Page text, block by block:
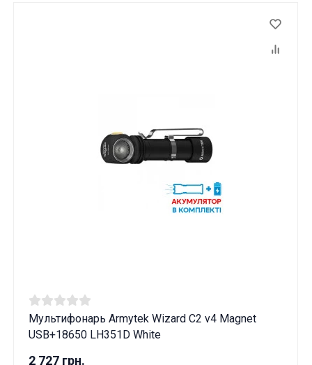
Мультифонарь Armytek Wizard C2 v4 Magnet
USB+18650 LH351D White
2 727 грн.